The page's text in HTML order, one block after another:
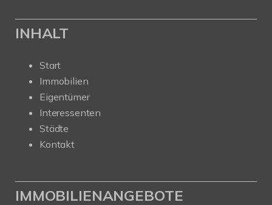
INHALT
Start
Immobilien
Eigentümer
Interessenten
Städte
Kontakt
IMMOBILIENANGEBOTE